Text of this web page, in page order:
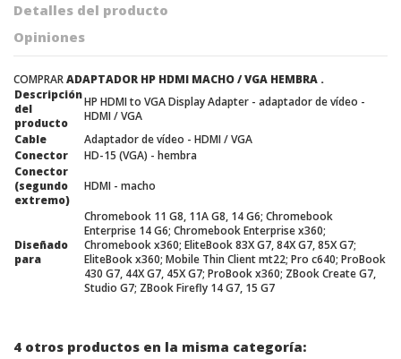
Detalles del producto
Opiniones
COMPRARADAPTADOR HP HDMI MACHO / VGA HEMBRA .
Descripción
del
producto
HP HDMI to VGA Display Adapter - adaptador de vídeo -
HDMI / VGA
Cable
Adaptador de vídeo - HDMI / VGA
Conector
HD-15 (VGA) - hembra
Conector
(segundo
extremo)
HDMI - macho
Diseñado
para
Chromebook 11 G8, 11A G8, 14 G6; Chromebook
Enterprise 14 G6; Chromebook Enterprise x360;
Chromebook x360; EliteBook 83X G7, 84X G7, 85X G7;
EliteBook x360; Mobile Thin Client mt22; Pro c640; ProBook
430 G7, 44X G7, 45X G7; ProBook x360; ZBook Create G7,
Studio G7; ZBook Firefly 14 G7, 15 G7
4 otros productos en la misma categoría: